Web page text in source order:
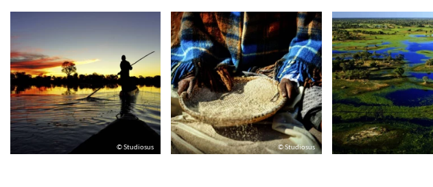
© Studiosus © Studiosus